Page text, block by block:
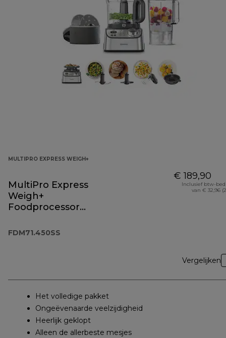
MULTIPRO EXPRESS WEIGH+
MultiPro Express
Weigh+
Foodprocessor
FDM71.450SS
€ 189,90
Inclusief btw-
van € 32,96
Vergelijken
Het volledige pakket
Ongeëvenaarde veelzijdigheid
Heerlijk geklopt
Alleen de allerbeste mesjes